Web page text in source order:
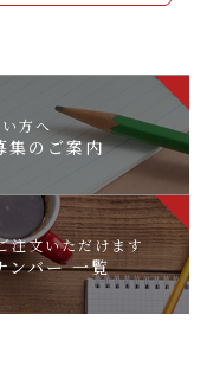
方へ
集のご案内
注文いただけます
ンバー 一覧